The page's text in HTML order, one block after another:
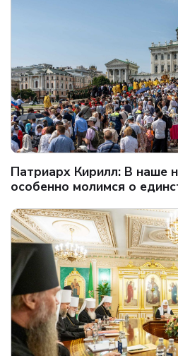
Патриарх Кирилл: В наше
особенно молимся о